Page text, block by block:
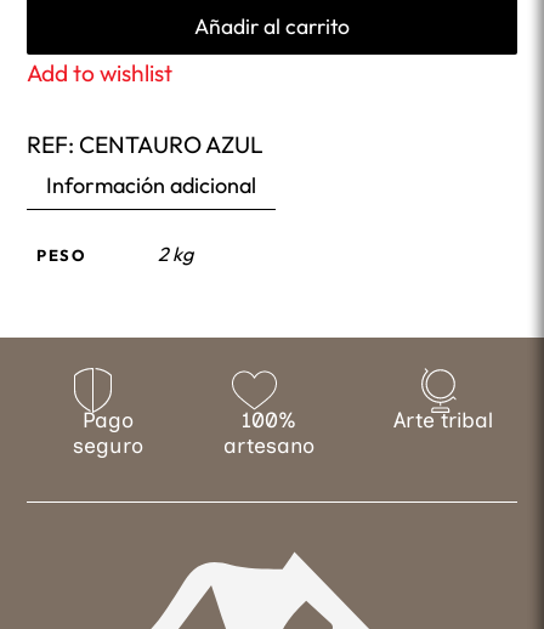
Añadir al carrito
Add to wishlist
REF: CENTAURO AZUL
Información adicional
PESO 2 kg
Pago
seguro
100%
artesano
Arte tribal